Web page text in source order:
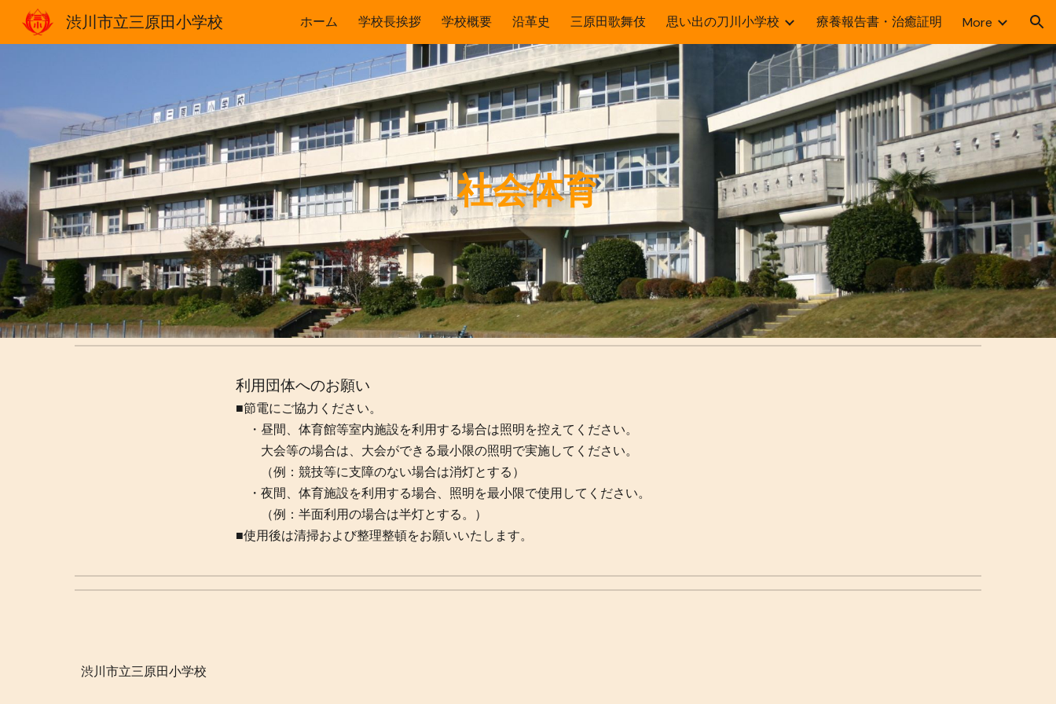
Skip to main content Skip to navigation
渋川市立三原田小学校 ホーム 学校長挨拶 学校概要 沿革史 三原田歌舞伎 思い出の刀川小学校 療養報告書・治癒証明 More
社会体育
利用団体へのお願い
■節電にご協力ください。
・昼間、体育館等室内施設を利用する場合は照明を控えてください。
大会等の場合は、大会ができる最小限の照明で実施してください。
（例：競技等に支障のない場合は消灯とする）
・夜間、体育施設を利用する場合、照明を最小限で使用してください。
（例：半面利用の場合は半灯とする。）
■使用後は清掃および整理整頓をお願いいたします。
渋川市立三原田小学校